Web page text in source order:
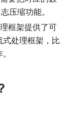
压缩功能。
框架提供了可
处理框架，比